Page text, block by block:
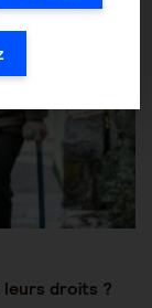
leurs droits ?